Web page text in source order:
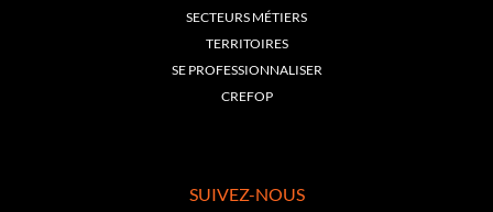
SECTEURS MÉTIERS
TERRITOIRES
SE PROFESSIONNALISER
CREFOP
SUIVEZ-NOUS